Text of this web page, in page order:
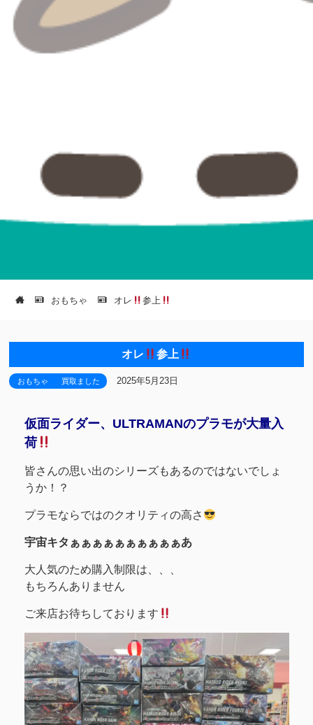
おもちゃ オレ 参上
オレ 参上
おもちゃ 買取ました 2025年5月23日
仮面ライダー、ULTRAMANのプラモが大量入
荷
皆さんの思い出のシリーズもあるのではないでしょ
うか！？
プラモならではのクオリティの高さ
宇宙キタぁぁぁぁぁぁぁぁぁぁあ
大人気のため購入制限は、、、
もちろんありません
ご来店お待ちしております